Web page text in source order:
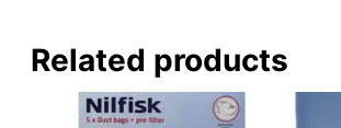
Related products